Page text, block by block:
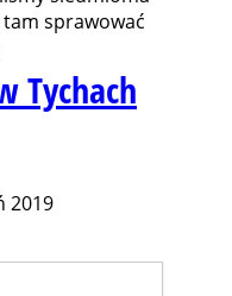
sprawować
Tychach
2019